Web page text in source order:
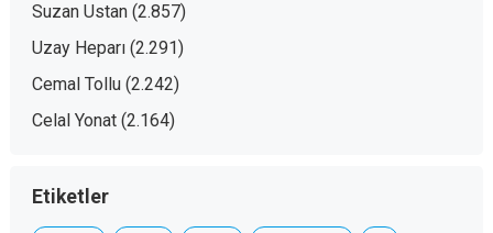
Suzan Ustan (2.857)
Uzay Heparı (2.291)
Cemal Tollu (2.242)
Celal Yonat (2.164)
Etiketler